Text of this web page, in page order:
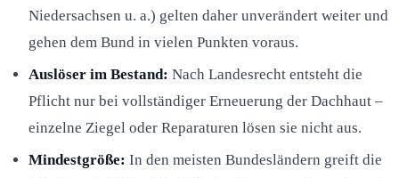
Niedersachsen u. a.) gelten daher unverändert weiter und
gehen dem Bund in vielen Punkten voraus.
Auslöser im Bestand: Nach Landesrecht entsteht die
Pflicht nur bei vollständiger Erneuerung der Dachhaut –
einzelne Ziegel oder Reparaturen lösen sie nicht aus.
Mindestgröße: In den meisten Bundesländern greift die